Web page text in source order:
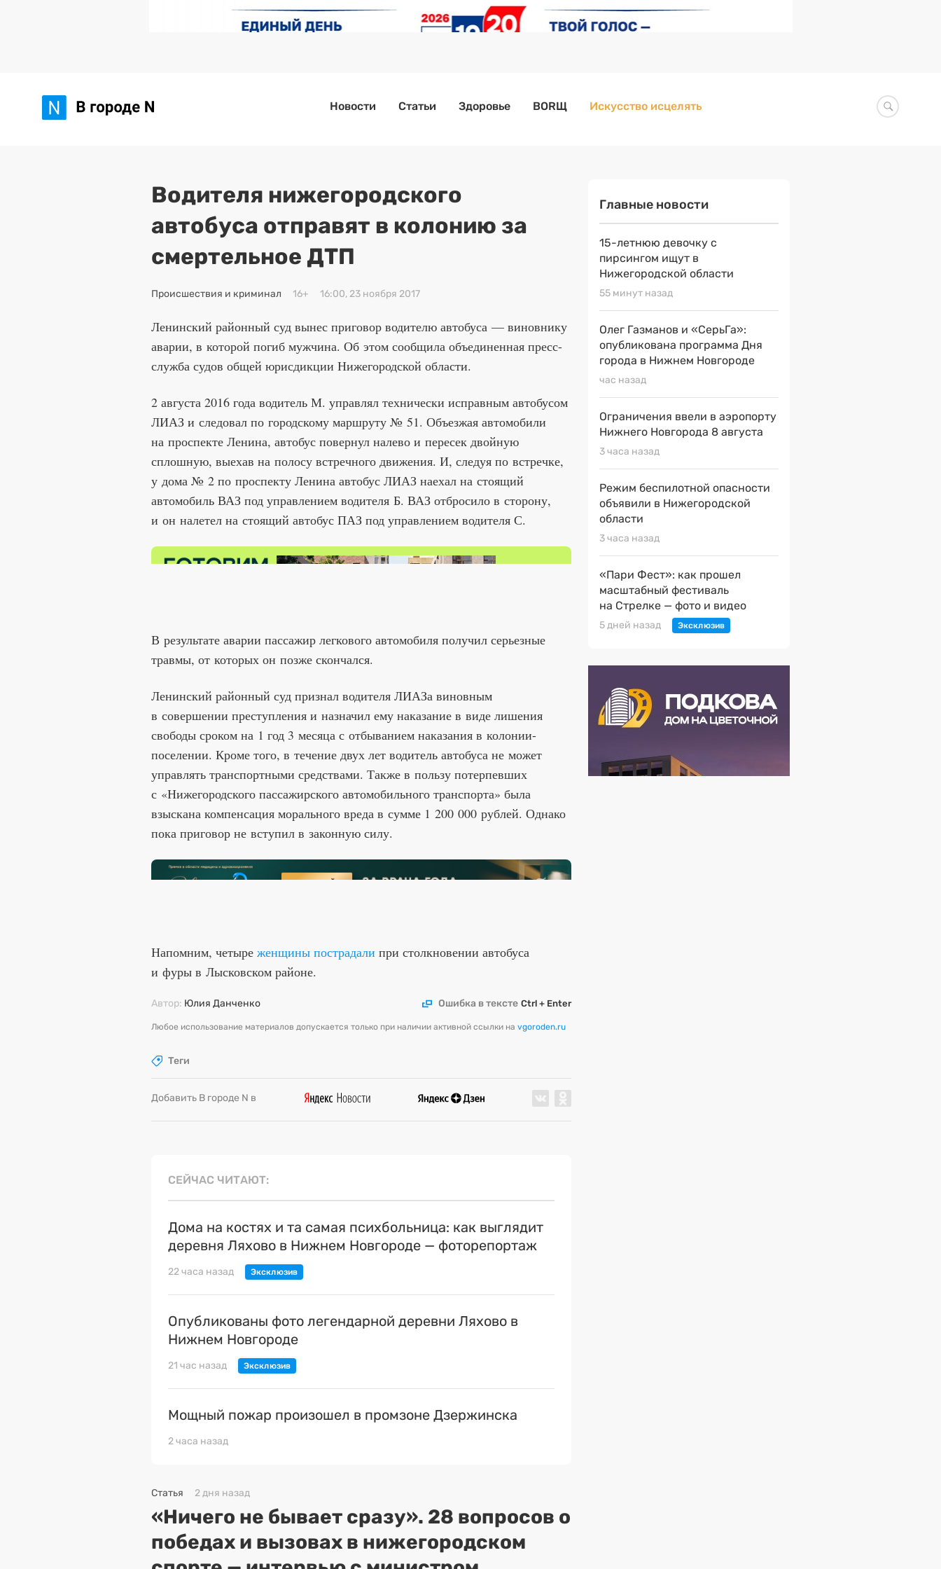
Новости Статьи Здоровье BORЩ Искусство исцелять
Водителя нижегородского
автобуса отправят в колонию за
смертельное ДТП
Происшествия и криминал 16+ 16:00, 23 ноября 2017
Ленинский районный суд вынес приговор водителю автобуса — виновнику
аварии, в которой погиб мужчина. Об этом сообщила объединенная пресс-
служба судов общей юрисдикции Нижегородской области.
2 августа 2016 года водитель М. управлял технически исправным автобусом
ЛИАЗ и следовал по городскому маршруту № 51. Объезжая автомобили
на проспекте Ленина, автобус повернул налево и пересек двойную
сплошную, выехав на полосу встречного движения. И, следуя по встречке,
у дома № 2 по проспекту Ленина автобус ЛИАЗ наехал на стоящий
автомобиль ВАЗ под управлением водителя Б. ВАЗ отбросило в сторону,
и он налетел на стоящий автобус ПАЗ под управлением водителя С.
В результате аварии пассажир легкового автомобиля получил серьезные
травмы, от которых он позже скончался.
Ленинский районный суд признал водителя ЛИАЗа виновным
в совершении преступления и назначил ему наказание в виде лишения
свободы сроком на 1 год 3 месяца с отбыванием наказания в колонии-
поселении. Кроме того, в течение двух лет водитель автобуса не может
управлять транспортными средствами. Также в пользу потерпевших
с «Нижегородского пассажирского автомобильного транспорта» была
взыскана компенсация морального вреда в сумме 1 200 000 рублей. Однако
пока приговор не вступил в законную силу.
Напомним, четыре женщины пострадали при столкновении автобуса
и фуры в Лысковском районе.
Автор: Юлия Данченко Ошибка в тексте Ctrl + Enter
Любое использование материалов допускается только при наличии активной ссылки на vgoroden.ru
Теги
Добавить В городе N в
СЕЙЧАС ЧИТАЮТ
Дома на костях и та самая психбольница: как выглядит
деревня Ляхово в Нижнем Новгороде — фоторепортаж
22 часа назад
Опубликованы фото легендарной деревни Ляхово в
Нижнем Новгороде
21 час назад
Мощный пожар произошел в промзоне Дзержинска
2 часа назад
Статья 2 дня назад
«Ничего не бывает сразу». 28 вопросов о
победах и вызовах в нижегородском
Главные новости
15-летнюю девочку с
пирсингом ищут в
Нижегородской области
55 минут назад
Олег Газманов и «СерьГа»:
опубликована программа Дня
города в Нижнем Новгороде
час назад
Ограничения ввели в аэропорту
Нижнего Новгорода 8 августа
3 часа назад
Режим беспилотной опасности
объявили в Нижегородской
области
3 часа назад
«Пари Фест»: как прошел
масштабный фестиваль
на Стрелке — фото и видео
5 дней назад